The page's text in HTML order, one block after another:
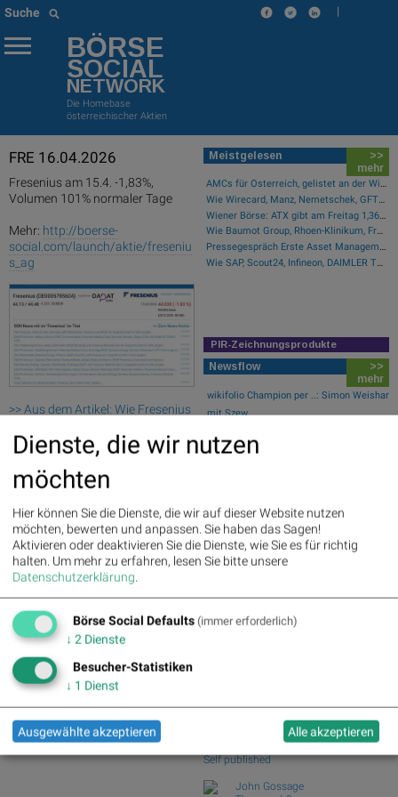
Suche |
BÖRSE
SOCIAL
NETWORK
Die Homebase
österreichischer Aktien
FRE 16.04.2026
Fresenius am 15.4. -1,83%,
Volumen 101% normaler Tage
Mehr: http://boerse-
social.com/launch/aktie/freseniu
s_ag
>> Aus dem Artikel: Wie Fresenius
Rheinmetall, Fresenius und BASF
für Gesprächsstoff im DAX
sorgten
voestalpine : 0.23%» Details
CA Immo : 0.21% » Details
Uniqa : 0.05%» Details
DO&CO : 0.00%» Details
Erste Group : -1.19%
Bawag : -1.34%» Details
Strabag : -1.56%» Details
AT&S : -2.23%
Österreichische Post : -4.48%
Details
Meistgelesen
>>
mehr
AMCs für Österreich, gelistet an der Wiener Börse
Wie Wirecard, Manz, Nemetschek, GFT Technologies, SAP und Rocket Internet für Gesprächsstoff sorgten
Wiener Börse: ATX gibt am Freitag 1,36 Prozent ab
Wie Baumot Group, Rhoen-Klinikum, Francotyp-Postalia, Tele Columbus, European Lithium und Lanxess für Gesprächsstoff sorgten
Pressegespräch Erste Asset Management Osteuropa Aktien
Wie SAP, Scout24, Infineon, DAIMLER TRUCK HLD..., Zalando und Allianz für Gesprächsstoff im DAX sorgten
PIR-Zeichnungsprodukte
Newsflow
>>
mehr
wikifolio Champion per ..: Simon Weishar
mit Szew...
Bajaj Mobility...
Technologies,...
Wie SAP, Scout24, Infineon, DAIMLER
TRUCK HLD...,...
Börse Social Club Board
Eva Chupikova
Faroe Islands ; Wool, Wind &
Self published
John Gossage
Dienste, die wir nutzen
möchten
Hier können Sie die Dienste, die wir auf dieser Website nutzen
möchten, bewerten und anpassen. Sie haben das Sagen!
Aktivieren oder deaktivieren Sie die Dienste, wie Sie es für richtig
halten. Um mehr zu erfahren, lesen Sie bitte unsere
Datenschutzerklärung.
Börse Social Defaults (immer erforderlich)
↓ 2 Dienste
Besucher-Statistiken
↓ 1 Dienst
Ausgewählte akzeptieren Alle akzeptieren